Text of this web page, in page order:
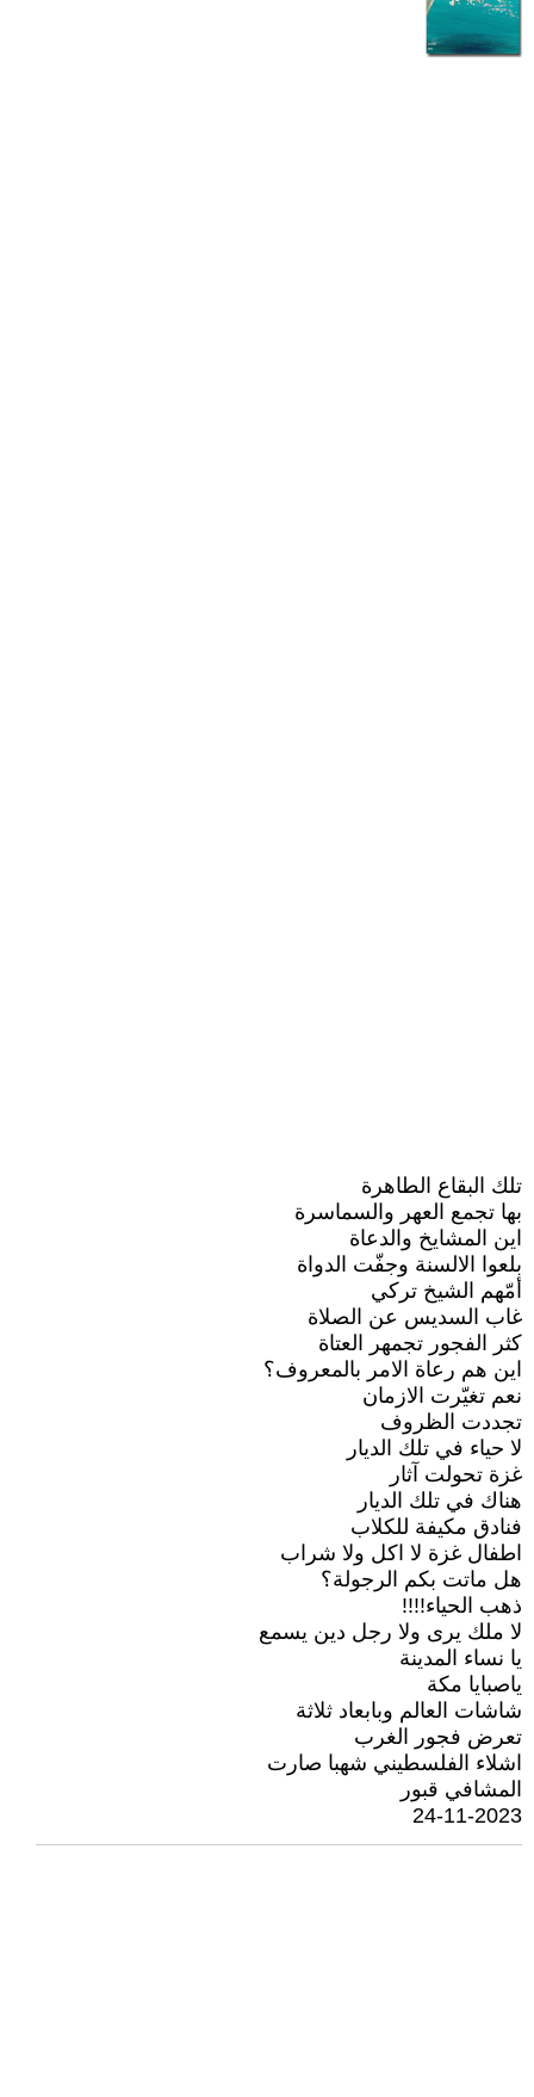
تلك البقاع الطاهرة
بها تجمع العهر والسماسرة
اين المشايخ والدعاة
بلعوا الالسنة وجفّت الدواة
أمّهم الشيخ تركي
غاب السديس عن الصلاة
كثر الفجور تجمهر العتاة
اين هم رعاة الامر بالمعروف؟
نعم تغيّرت الازمان
تجددت الظروف
لا حياء في تلك الديار
غزة تحولت آثار
هناك في تلك الديار
فنادق مكيفة للكلاب
اطفال غزة لا اكل ولا شراب
هل ماتت بكم الرجولة؟
ذهب الحياء!!!!
لا ملك يرى ولا رجل دين يسمع
يا نساء المدينة
ياصبايا مكة
شاشات العالم وبابعاد ثلاثة
تعرض فجور الغرب
اشلاء الفلسطيني شهبا صارت
المشافي قبور
24-11-2023